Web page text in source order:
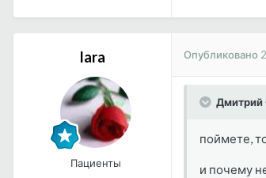
lara
Пациенты
Опубликовано
Дмитрий
поймете,
и почему